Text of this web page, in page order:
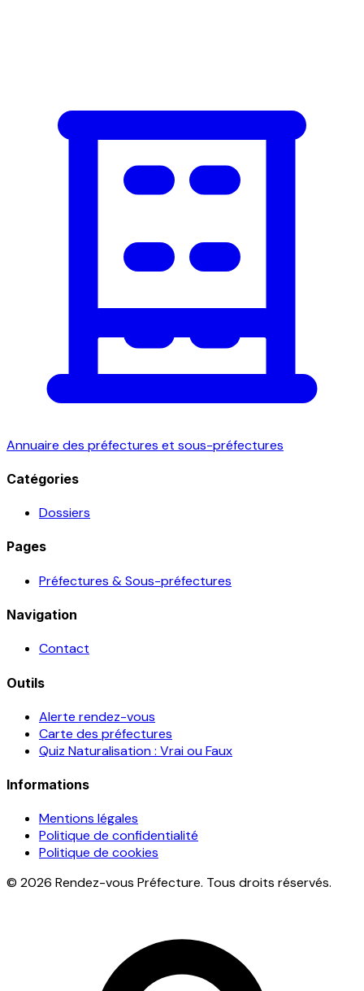
Annuaire des préfectures et sous-préfectures
Catégories
Dossiers
Pages
Préfectures & Sous-préfectures
Navigation
Contact
Outils
Alerte rendez-vous
Carte des préfectures
Quiz Naturalisation : Vrai ou Faux
Informations
Mentions légales
Politique de confidentialité
Politique de cookies
© 2026 Rendez-vous Préfecture. Tous droits réservés.